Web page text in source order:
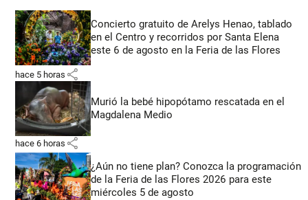
Concierto gratuito de Arelys Henao, tablado
en el Centro y recorridos por Santa Elena
este 6 de agosto en la Feria de las Flores
hace 5 horas share
Murió la bebé hipopótamo rescatada en el
Magdalena Medio
hace 6 horas share
¿Aún no tiene plan? Conozca la programación
de la Feria de las Flores 2026 para este
miércoles 5 de agosto